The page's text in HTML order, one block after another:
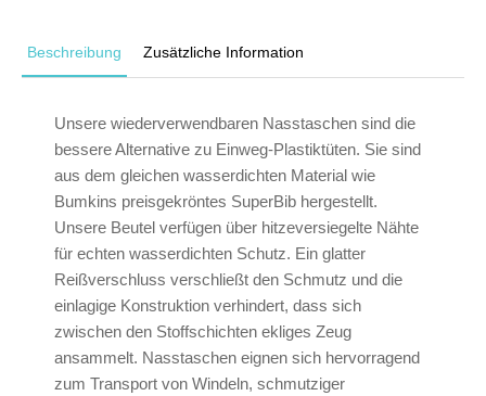
Beschreibung Zusätzliche Information
Unsere wiederverwendbaren Nasstaschen sind die
bessere Alternative zu Einweg-Plastiktüten. Sie sind
aus dem gleichen wasserdichten Material wie
Bumkins preisgekröntes SuperBib hergestellt.
Unsere Beutel verfügen über hitzeversiegelte Nähte
für echten wasserdichten Schutz. Ein glatter
Reißverschluss verschließt den Schmutz und die
einlagige Konstruktion verhindert, dass sich
zwischen den Stoffschichten ekliges Zeug
ansammelt. Nasstaschen eignen sich hervorragend
zum Transport von Windeln, schmutziger